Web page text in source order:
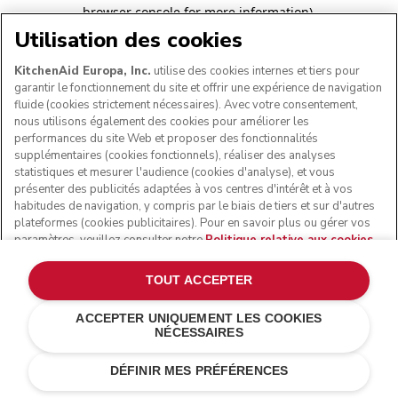
browser console for more information).
Utilisation des cookies
KitchenAid Europa, Inc. utilise des cookies internes et tiers pour
garantir le fonctionnement du site et offrir une expérience de navigation
fluide (cookies strictement nécessaires). Avec votre consentement,
nous utilisons également des cookies pour améliorer les
performances du site Web et proposer des fonctionnalités
supplémentaires (cookies fonctionnels), réaliser des analyses
statistiques et mesurer l'audience (cookies d'analyse), et vous
présenter des publicités adaptées à vos centres d'intérêt et à vos
habitudes de navigation, y compris par le biais de tiers et sur d'autres
plateformes (cookies publicitaires). Pour en savoir plus ou gérer vos
paramètres, veuillez consulter notre Politique relative aux cookies
collectées via les cookies, veuillez consulter notre
confidentialité
DÉFINIR MES PRÉFÉRENCES
ACCEPTER UNIQUEMENT LES COOKIES
NÉCESSAIRES
TOUT ACCEPTER